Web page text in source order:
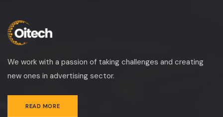
We work with a passion of taking challenges and creating
new ones in advertising sector.
READ MORE